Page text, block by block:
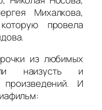
Михалкова,
провела
из любимых
наизусть и
произведений. И